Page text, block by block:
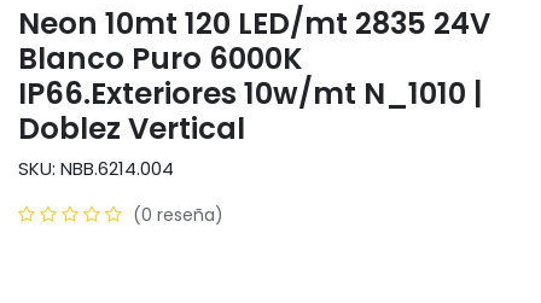
Neon 10mt 120 LED/mt 2835 24V
Blanco Puro 6000K
IP66.Exteriores 10w/mt N_1010 |
Doblez Vertical
SKU: NBB.6214.004
(0 reseña)